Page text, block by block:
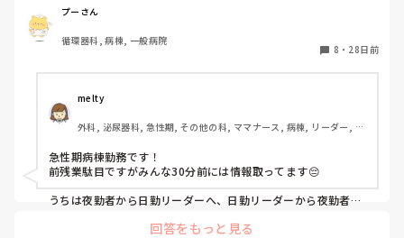
味があり、
問い合わせる
もあります！
米するので、
ります。
なので、Wワ
になりました。
前残業NGで情報収集に時間を費やせない状況で、引き継ぎ
なしによる、インシデントも出てきてます。
が、
皆さんの病院ではどうされてますか？
プーさん
循環器科, 病棟, 一般病院
8 ・ 28日前
melty
外科, 泌尿器科, 急性期, その他の科, ママナース, 病棟, リーダー, 消
急性期病棟勤務です！
前残業駄目ですがみんな30分前には情報取ってます😔
うちは夜勤者から日勤リーダーへ、日勤リーダーから夜勤者
た内容）へ申し送りがあります。
回答をもっと見る